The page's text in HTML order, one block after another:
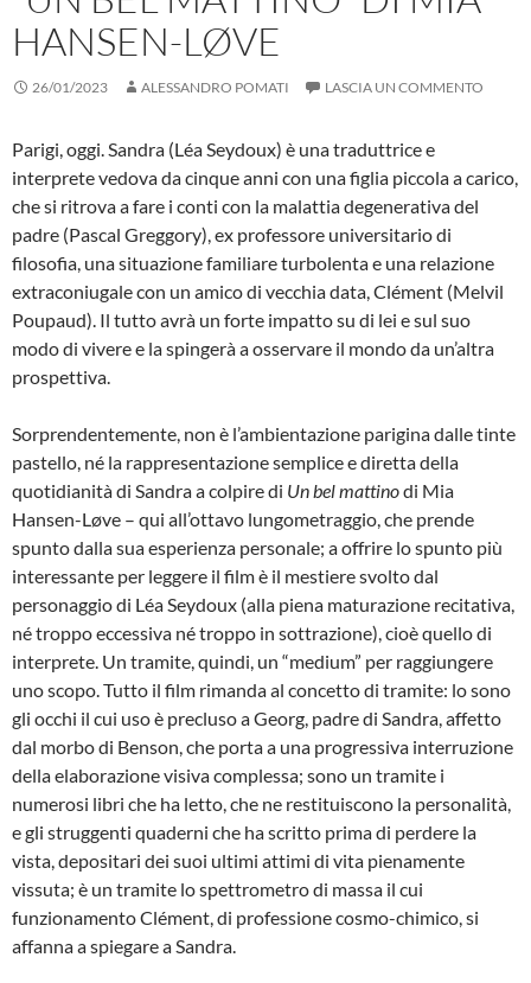
HANSEN-LØVE
26/01/2023 ALESSANDRO POMATI LASCIA UN COMMENTO
Parigi, oggi. Sandra (Léa Seydoux) è una traduttrice e
interprete vedova da cinque anni con una figlia piccola a carico,
che si ritrova a fare i conti con la malattia degenerativa del
padre (Pascal Greggory), ex professore universitario di
filosofia, una situazione familiare turbolenta e una relazione
extraconiugale con un amico di vecchia data, Clément (Melvil
Poupaud). Il tutto avrà un forte impatto su di lei e sul suo
modo di vivere e la spingerà a osservare il mondo da un’altra
prospettiva.
Sorprendentemente, non è l’ambientazione parigina dalle tinte
pastello, né la rappresentazione semplice e diretta della
quotidianità di Sandra a colpire di Un bel mattinodi Mia
Hansen-Løve – qui all’ottavo lungometraggio, che prende
spunto dalla sua esperienza personale; a offrire lo spunto più
interessante per leggere il film è il mestiere svolto dal
personaggio di Léa Seydoux (alla piena maturazione recitativa,
né troppo eccessiva né troppo in sottrazione), cioè quello di
interprete. Un tramite, quindi, un “medium” per raggiungere
uno scopo. Tutto il film rimanda al concetto di tramite: lo sono
gli occhi il cui uso è precluso a Georg, padre di Sandra, affetto
dal morbo di Benson, che porta a una progressiva interruzione
della elaborazione visiva complessa; sono un tramite i
numerosi libri che ha letto, che ne restituiscono la personalità,
e gli struggenti quaderni che ha scritto prima di perdere la
vista, depositari dei suoi ultimi attimi di vita pienamente
vissuta; è un tramite lo spettrometro di massa il cui
funzionamento Clément, di professione cosmo-chimico, si
affanna a spiegare a Sandra.